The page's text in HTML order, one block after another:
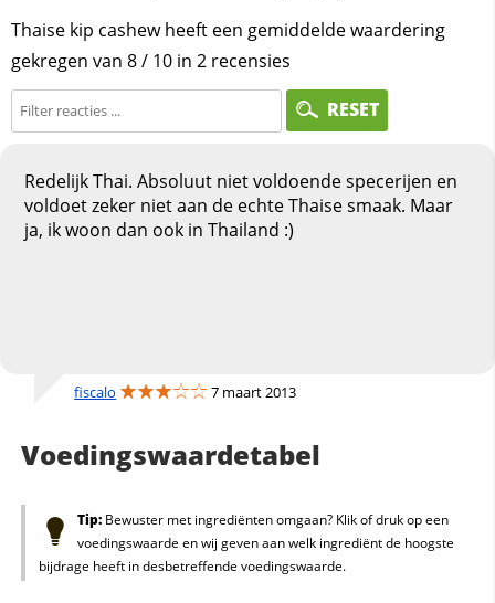
Thaise kip cashew heeft een gemiddelde waardering
gekregen van 8/ 10 in 2 recensies
RESET
Redelijk Thai. Absoluut niet voldoende specerijen en
voldoet zeker niet aan de echte Thaise smaak. Maar
ja, ik woon dan ook in Thailand :)
fiscalo 7 maart 2013
Voedingswaardetabel
Tip:Bewuster met ingrediënten omgaan? Klik of druk op een
voedingswaarde en wij geven aan welk ingrediënt de hoogste
bijdrage heeft in desbetreffende voedingswaarde.